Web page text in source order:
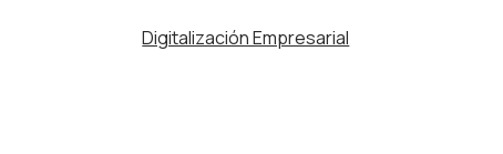
Digitalización Empresarial